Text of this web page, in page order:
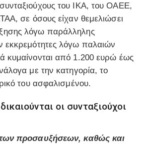
του ΙΚΑ, του ΟΑΕΕ,
σε όσους είχαν θεμελιώσει
λόγω παράλληλης
εκκρεμότητες λόγω παλαιών
κυμαίνονται από 1.200 ευρώ έως
με την κατηγορία, το
του ασφαλισμένου.
οι συνταξιούχοι
των προσαυξήσεων, καθώς και